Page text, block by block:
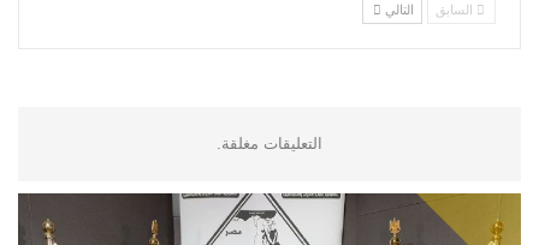
السابق التالي
التعليقات مغلقة.